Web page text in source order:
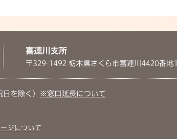
ジについて
喜連川支所
〒329-1492 栃木県さくら市喜連川4420番地1
を除く）
※窓口延長について